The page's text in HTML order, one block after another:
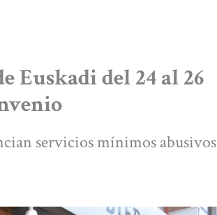
Euskadi del 24 al 26
servicios mínimos abusivos